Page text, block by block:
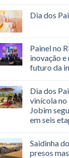
Dia dos
Painel no
inovação
futuro da
Dia dos
vinícola no
Jobim
em seis
Saidinha
presos